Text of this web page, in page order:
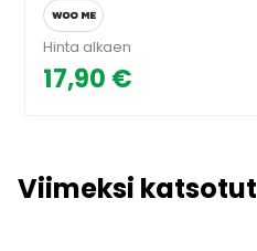
Hinta alkaen
17,90 €
Viimeksi katsotut